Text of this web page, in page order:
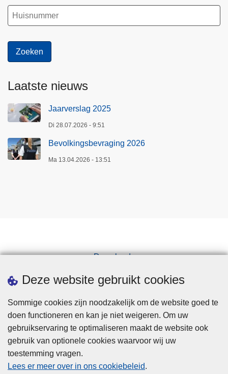
Deze website gebruikt cookies
Sommige cookies zijn noodzakelijk om de website goed te
doen functioneren en kan je niet weigeren. Om uw
gebruikservaring te optimaliseren maakt de website ook
gebruik van optionele cookies waarvoor wij uw
toestemming vragen.
Lees er meer over in ons cookiebeleid.
Laatste nieuws
Jaarverslag 2025
Di 28.07.2026 - 9:51
Bevolkingsbevraging 2026
Ma 13.04.2026 - 13:51
Downloads
Pers
Privacy